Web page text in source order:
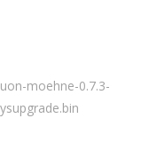
moehne-0.7.3-